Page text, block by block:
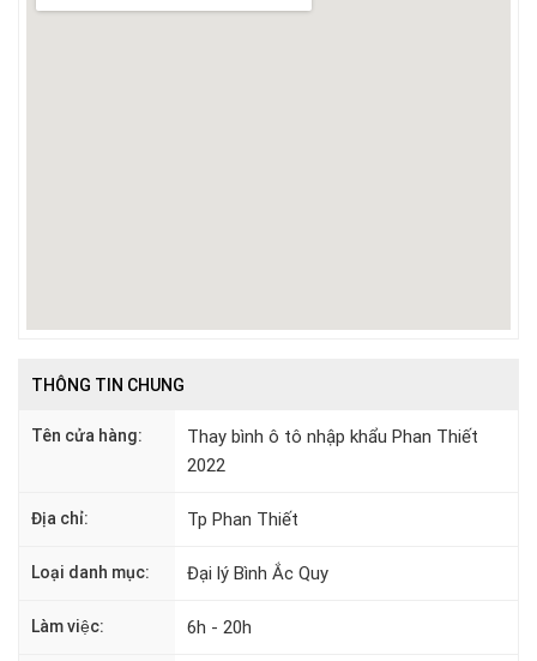
THÔNG TIN CHUNG
Tên cửa hàng:
Thay bình ô tô nhập khẩu Phan Thiết
2022
Địa chỉ: Tp Phan Thiết
Loại danh mục: Đại lý Bình Ắc Quy
Làm việc: 6h - 20h